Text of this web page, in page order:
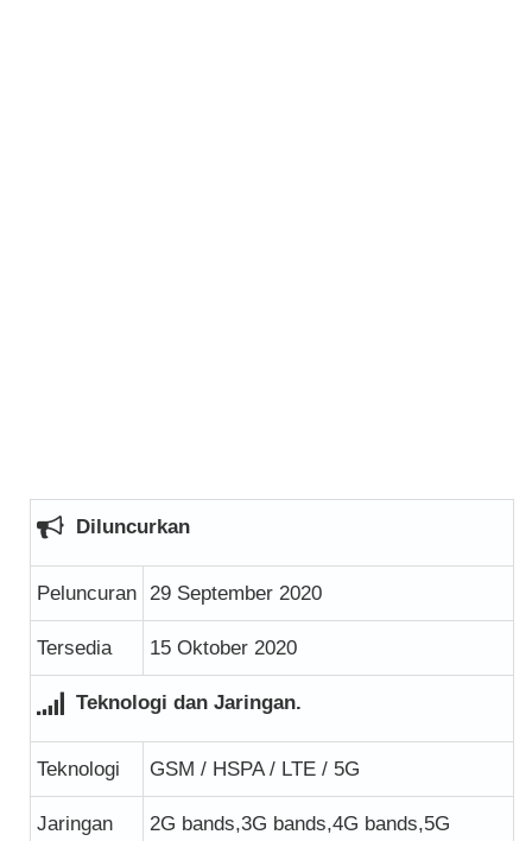
Diluncurkan
Peluncuran 29 September 2020
Tersedia 15 Oktober 2020
Teknologi dan Jaringan.
Teknologi GSM / HSPA / LTE / 5G
Jaringan 2G bands,3G bands,4G bands,5G